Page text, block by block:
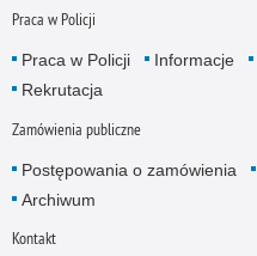
Praca w Policji
Praca w Policji Informacje
Rekrutacja
Zamówienia publiczne
Postępowania o zamówienia
Archiwum
Kontakt